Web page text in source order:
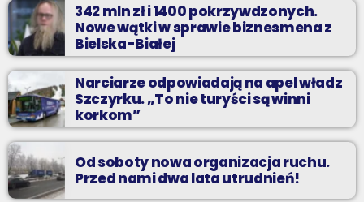
342 mln zł i 1400 pokrzywdzonych.
Nowe wątki w sprawie biznesmena z
Bielska-Białej
Narciarze odpowiadają na apel władz
Szczyrku. „To nie turyści są winni
korkom”
Od soboty nowa organizacja ruchu.
Przed nami dwa lata utrudnień!